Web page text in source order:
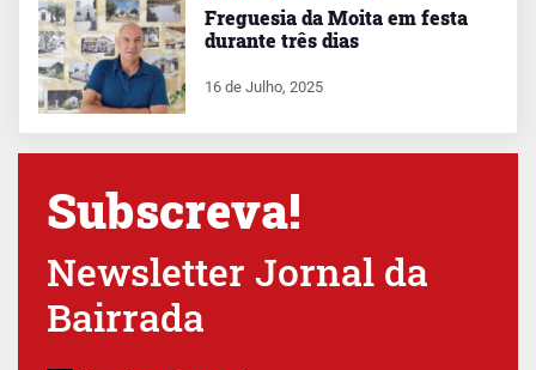
Freguesia da Moita em festa
durante três dias
16 de Julho, 2025
Subscreva!
Newsletter Jornal da
Bairrada